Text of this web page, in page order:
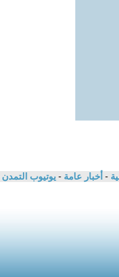
- أخبار عامة - يوتيوب التمدن